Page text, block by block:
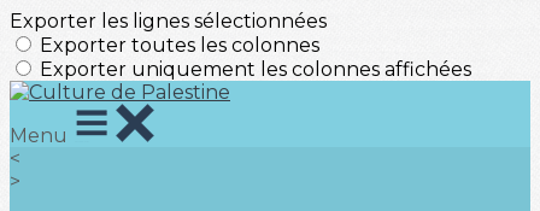
Exporter les lignes sélectionnées
Exporter toutes les colonnes
Exporter uniquement les colonnes affichées
Menu
<
>